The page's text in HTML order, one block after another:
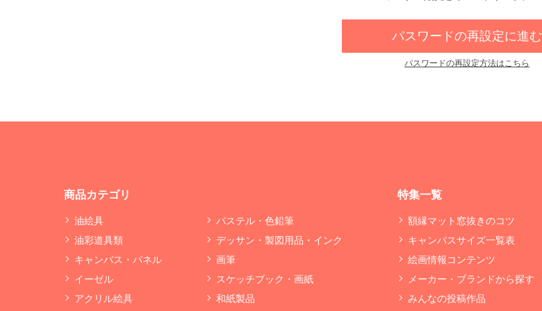
パスワードの再設定に進む
パスワードの再設定方法はこちら
商品カテゴリ
油絵具
油彩道具類
キャンバス・パネル
イーゼル
アクリル絵具
パステル・色鉛筆
デッサン・製図用品・インク
画筆
スケッチブック・画紙
和紙製品
特集一覧
額縁マット窓抜きのコツ
キャンバスサイズ一覧表
絵画情報コンテンツ
メーカー・ブランドから探す
みんなの投稿作品